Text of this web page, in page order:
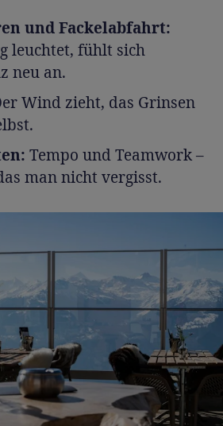
und Fackelabfahrt:
leuchtet, fühlt sich
neu an.
Wind zieht, das Grinsen
Tempo und Teamwork –
man nicht vergisst.